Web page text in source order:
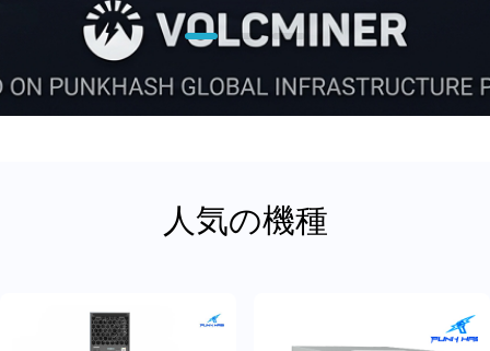
人気の機種